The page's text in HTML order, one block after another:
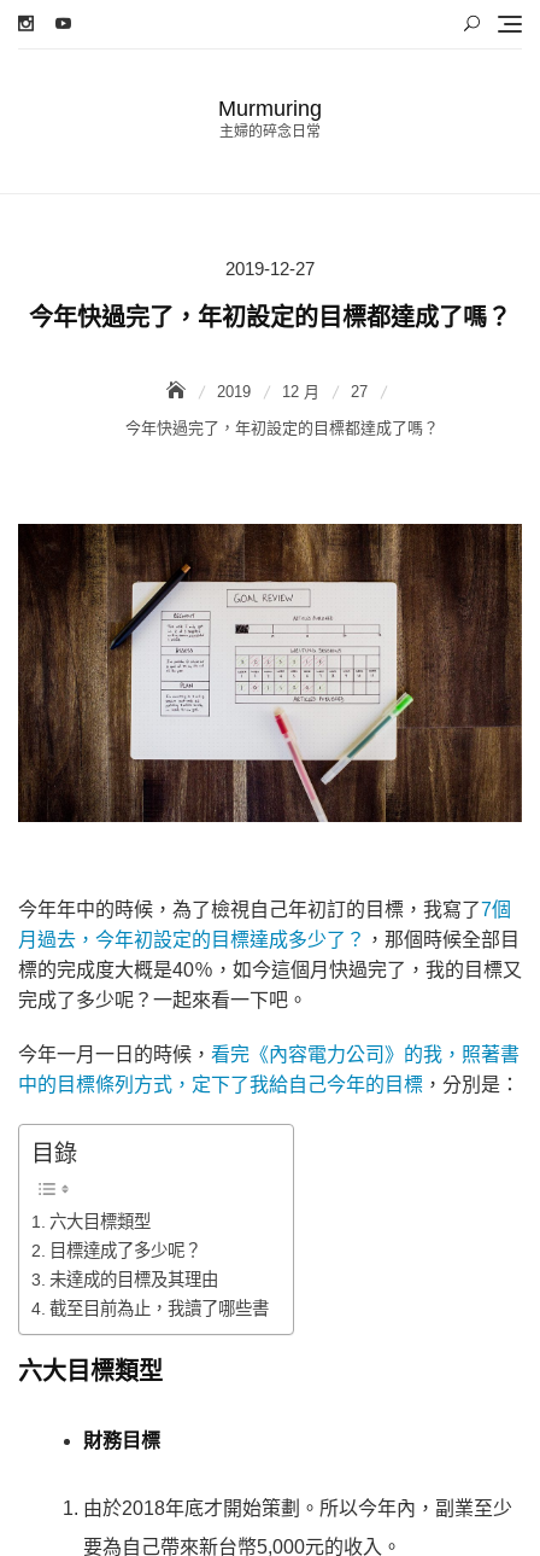
Skip
Murmuring
主婦的碎念日常
Posted
on
2019-12-27
今年快過完了，年初設定的目標都達成了嗎？
2019 12 月
27
今年快過完了，年初設定的目標都達成了嗎？
今年年中的時候，為了檢視自己年初訂的目標，我寫了7個
月過去，今年初設定的目標達成多少了？ ，那個時候全部目
標的完成度大概是40％，如今這個月快過完了，我的目標又
完成了多少呢？一起來看一下吧。
今年一月一日的時候， 看完《內容電力公司》的我，照著書
中的目標條列方式，定下了我給自己今年的目標 ，分別是：
目錄
六大目標類型
目標達成了多少呢？
未達成的目標及其理由
截至目前為止，我讀了哪些書
六大目標類型
財務目標
由於2018年底才開始策劃。所以今年內，副業至少
要為自己帶來新台幣5,000元的收入。